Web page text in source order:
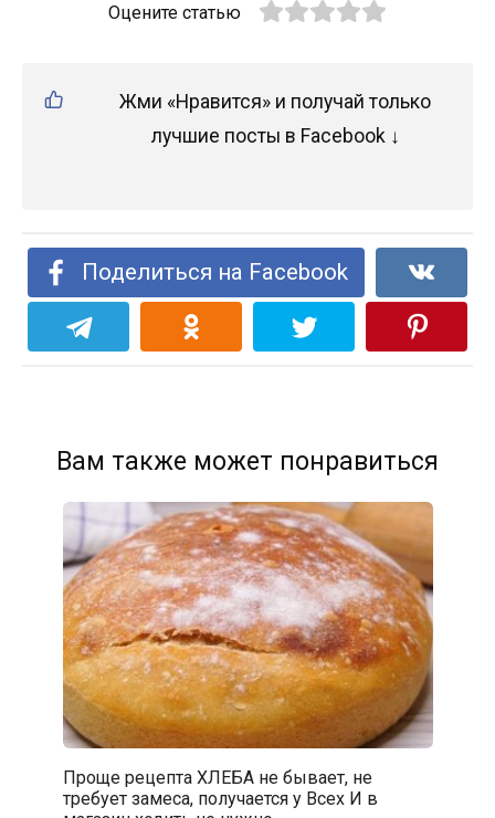
Оцените статью
Жми «Нравится» и получай только
лучшие посты в Facebook ↓
Поделиться на Facebook
Вам также может понравиться
Проще рецепта ХЛЕБА не бывает, не
требует замеса, получается у Всех И в